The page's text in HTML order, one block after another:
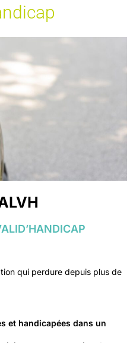
qui perdure depuis plus de
et handicapées dans un